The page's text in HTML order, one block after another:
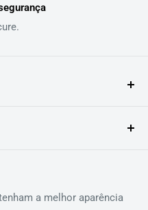
de todo o mundo que
com as suas máquinas.
a melhor aparência